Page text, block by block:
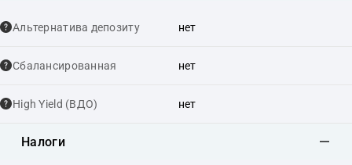
Альтернатива депозиту нет
Сбалансированная нет
High Yield (ВДО) нет
Налоги